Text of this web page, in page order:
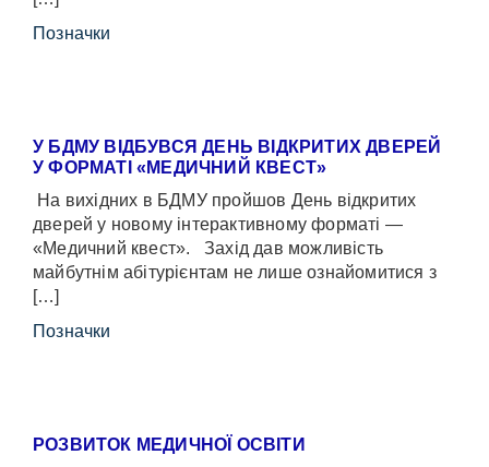
Позначки
У БДМУ ВІДБУВСЯ ДЕНЬ ВІДКРИТИХ ДВЕРЕЙ
У ФОРМАТІ «МЕДИЧНИЙ КВЕСТ»
На вихідних в БДМУ пройшов День відкритих
дверей у новому інтерактивному форматі —
«Медичний квест». Захід дав можливість
майбутнім абітурієнтам не лише ознайомитися з
[…]
Позначки
РОЗВИТОК МЕДИЧНОЇ ОСВІТИ